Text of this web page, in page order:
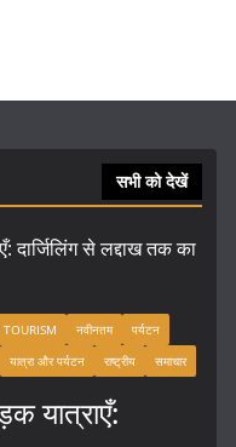
सभी को देखें
नवीनतम
पर्यटन
यात्रा और पर्यटन राष्ट्रीय समाचार
यात्राएँ: